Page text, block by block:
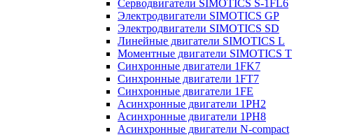
Серводвигатели SIMOTICS S-1FL6
Электродвигатели SIMOTICS GP
Электродвигатели SIMOTICS SD
Линейные двигатели SIMOTICS L
Моментные двигатели SIMOTICS T
Синхронные двигатели 1FK7
Синхронные двигатели 1FT7
Синхронные двигатели 1FE
Асинхронные двигатели 1PH2
Асинхронные двигатели 1PH8
Асинхронные двигатели N-compact